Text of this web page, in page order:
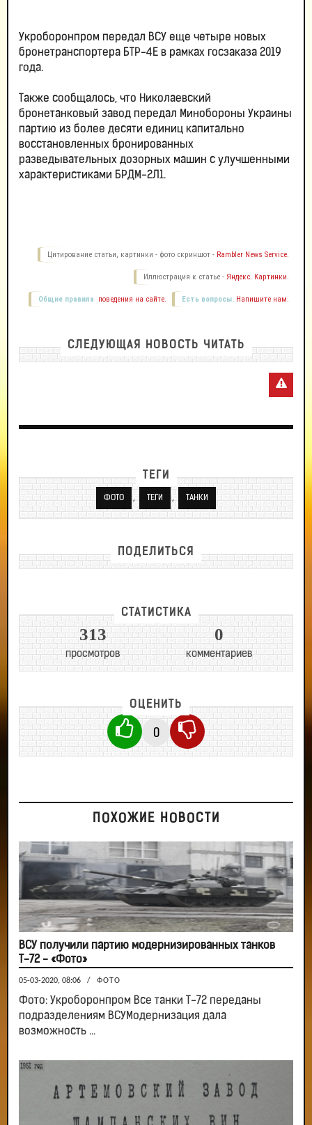
Укроборонпром передал ВСУ еще четыре новых
бронетранспортера БТР-4Е в рамках госзаказа 2019
года.
Также сообщалось, что Николаевский
бронетанковый завод передал Минобороны Украины
партию из более десяти единиц капитально
восстановленных бронированных
разведывательных дозорных машин с улучшенными
характеристиками БРДМ-2Л1.
Цитирование статьи, картинки - фото скриншот - Rambler News Service.
Иллюстрация к статье - Яндекс. Картинки.
Есть вопросы. Напишите нам.
Общие правила поведения на сайте.
СЛЕДУЮЩАЯ НОВОСТЬ ЧИТАТЬ
ТЕГИ
ФОТО , ТЕГИ , ТАНКИ
ПОДЕЛИТЬСЯ
СТАТИСТИКА
313
просмотров
0
комментариев
ОЦЕНИТЬ
0
ПОХОЖИЕ НОВОСТИ
ВСУ получили партию модернизированных танков
Т-72 - «Фото»
05-03-2020, 08:06 / ФОТО
Фото: Укроборонпром Все танки Т-72 переданы
подразделениям ВСУМодернизация дала
возможность ...